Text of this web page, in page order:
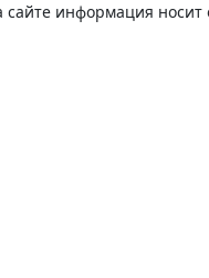
сайте информация